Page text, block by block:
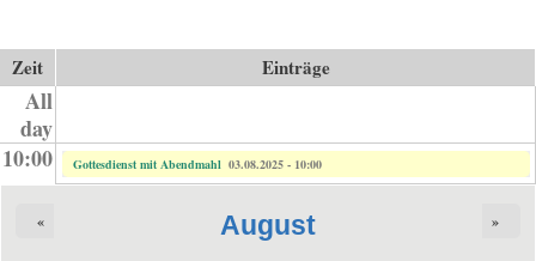
Zeit Einträge
All
day
10:00
Gottesdienst mit Abendmahl 03.08.2025 - 10:00
August
« »